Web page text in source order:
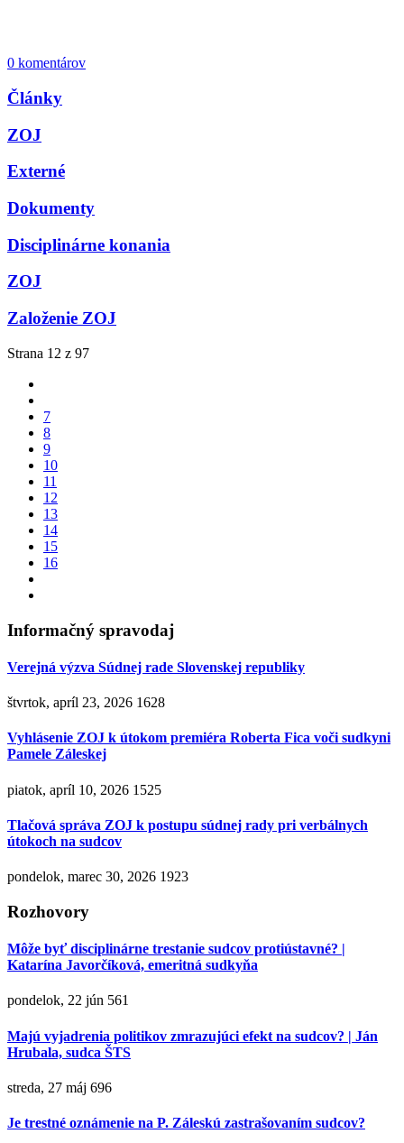
0 komentárov
Články
ZOJ
Externé
Dokumenty
Disciplinárne konania
ZOJ
Založenie ZOJ
Strana 12 z 97
7
8
9
10
11
12
13
14
15
16
Informačný spravodaj
Verejná výzva Súdnej rade Slovenskej republiky
štvrtok, apríl 23, 2026 1628
Vyhlásenie ZOJ k útokom premiéra Roberta Fica voči sudkyni
Pamele Záleskej
piatok, apríl 10, 2026 1525
Tlačová správa ZOJ k postupu súdnej rady pri verbálnych
útokoch na sudcov
pondelok, marec 30, 2026 1923
Rozhovory
Môže byť disciplinárne trestanie sudcov protiústavné? |
Katarína Javorčíková, emeritná sudkyňa
pondelok, 22 jún 561
Majú vyjadrenia politikov zmrazujúci efekt na sudcov? | Ján
Hrubala, sudca ŠTS
streda, 27 máj 696
Je trestné oznámenie na P. Záleskú zastrašovaním sudcov?